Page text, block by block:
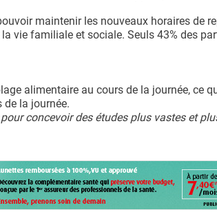
maintenir les nouveaux horaires de
vie familiale et sociale. Seuls 43% des
alimentaire au cours de la journée, ce
de la journée.
concevoir des études plus vastes et